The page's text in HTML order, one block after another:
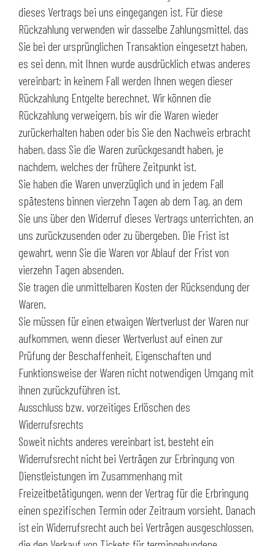
dieses Vertrags bei uns eingegangen ist. Für diese
Rückzahlung verwenden wir dasselbe Zahlungsmittel, das
Sie bei der ursprünglichen Transaktion eingesetzt haben,
es sei denn, mit Ihnen wurde ausdrücklich etwas anderes
vereinbart; in keinem Fall werden Ihnen wegen dieser
Rückzahlung Entgelte berechnet. Wir können die
Rückzahlung verweigern, bis wir die Waren wieder
zurückerhalten haben oder bis Sie den Nachweis erbracht
haben, dass Sie die Waren zurückgesandt haben, je
nachdem, welches der frühere Zeitpunkt ist.
Sie haben die Waren unverzüglich und in jedem Fall
spätestens binnen vierzehn Tagen ab dem Tag, an dem
Sie uns über den Widerruf dieses Vertrags unterrichten, an
uns zurückzusenden oder zu übergeben. Die Frist ist
gewahrt, wenn Sie die Waren vor Ablauf der Frist von
vierzehn Tagen absenden.
Sie tragen die unmittelbaren Kosten der Rücksendung der
Waren.
Sie müssen für einen etwaigen Wertverlust der Waren nur
aufkommen, wenn dieser Wertverlust auf einen zur
Prüfung der Beschaffenheit, Eigenschaften und
Funktionsweise der Waren nicht notwendigen Umgang mit
ihnen zurückzuführen ist.
Ausschluss bzw. vorzeitiges Erlöschen des
Widerrufsrechts
Soweit nichts anderes vereinbart ist, besteht ein
Widerrufsrecht nicht bei Verträgen zur Erbringung von
Dienstleistungen im Zusammenhang mit
Freizeitbetätigungen, wenn der Vertrag für die Erbringung
einen spezifischen Termin oder Zeitraum vorsieht. Danach
ist ein Widerrufsrecht auch bei Verträgen ausgeschlossen,